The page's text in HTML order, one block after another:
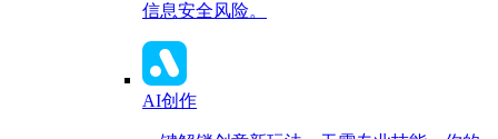
信息安全风险。
AI创作